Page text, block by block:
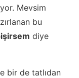
Mevsim
bu
diye
bir de tatlıdan